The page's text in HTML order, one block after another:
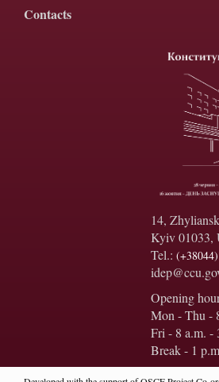
Contacts
14,
Kyiv 01033,
Tel.:
Opening
Mon - Thu -
Fri - 8 a.m. -
Break - 1